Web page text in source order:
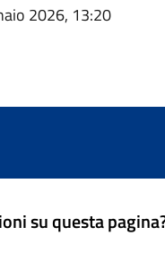
2026, 13:20
su questa